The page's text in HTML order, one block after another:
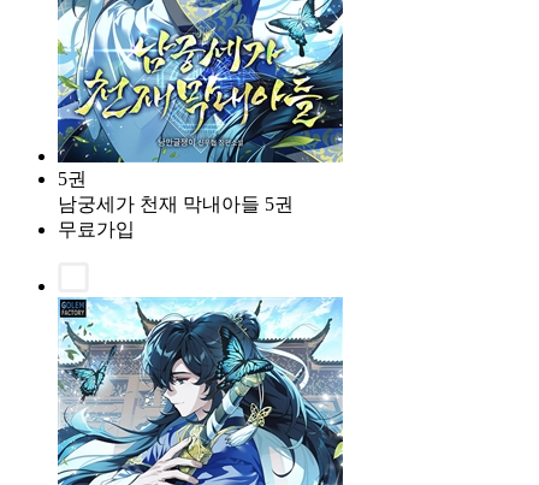
5권
남궁세가 천재 막내아들 5권
무료가입